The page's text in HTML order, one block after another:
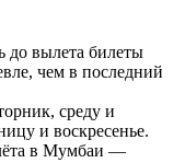
до вылета билеты
чем в последний
среду и
и воскресенье.
в Мумбаи —